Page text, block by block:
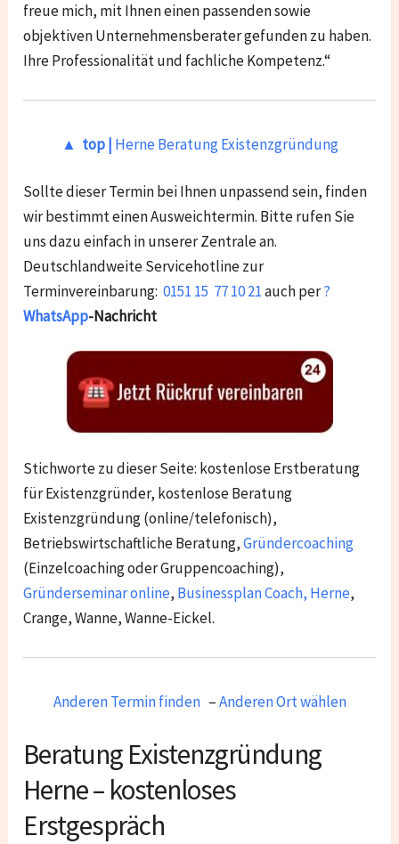
freue mich, mit Ihnen einen passenden sowie
objektiven Unternehmensberater gefunden zu haben.
Ihre Professionalität und fachliche Kompetenz.“
▲ top | Herne Beratung Existenzgründung
Sollte dieser Termin bei Ihnen unpassend sein, finden
wir bestimmt einen Ausweichtermin. Bitte rufen Sie
uns dazu einfach in unserer Zentrale an.
Deutschlandweite Servicehotline zur
Terminvereinbarung:0151 15 77 10 21auch per?
WhatsApp-Nachricht
Stichworte zu dieser Seite: kostenlose Erstberatung
für Existenzgründer, kostenlose Beratung
Existenzgründung (online/telefonisch),
Betriebswirtschaftliche Beratung,Gründercoaching
(Einzelcoaching oder Gruppencoaching),
Gründerseminar online, Businessplan Coach, Herne,
Crange, Wanne, Wanne-Eickel.
Anderen Termin finden–Anderen Ort wählen
Beratung Existenzgründung
Herne – kostenloses
Erstgespräch